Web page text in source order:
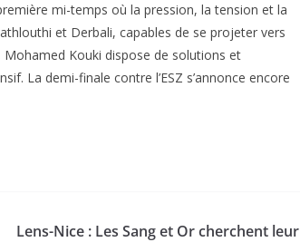
mi-temps où la pression, la tension et la
et Derbali, capables de se projeter vers
Mohamed Kouki dispose de solutions et
La demi-finale contre l’ESZ s’annonce encore
Lens-Nice : Les Sang et Or cherchent leur